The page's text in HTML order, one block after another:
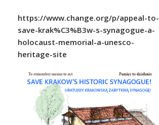
https://www.change.org/p/appeal-to-
save-krak%C3%B3w-s-synagogue-a-
holocaust-memorial-a-unesco-
heritage-site